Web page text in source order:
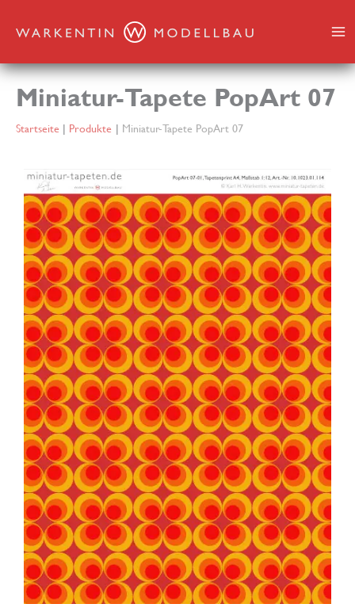
Inhalt
Miniatur-Tapete PopArt 07
Startseite Produkte Miniatur-Tapete PopArt 07